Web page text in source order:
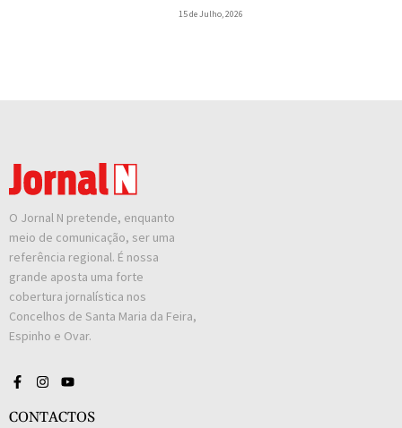
15 de Julho, 2026
O Jornal N pretende, enquanto
meio de comunicação, ser uma
referência regional. É nossa
grande aposta uma forte
cobertura jornalística nos
Concelhos de Santa Maria da Feira,
Espinho e Ovar.
CONTACTOS